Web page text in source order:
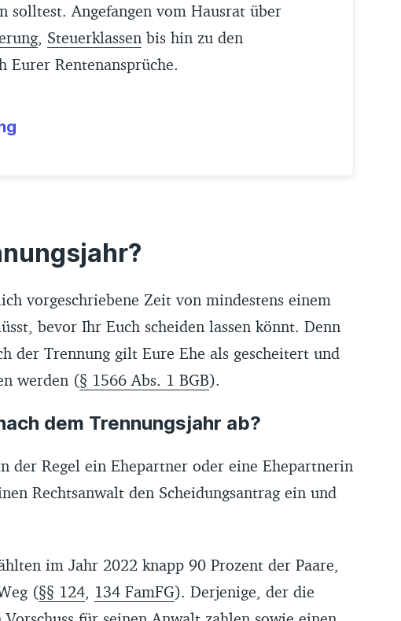
solltest. Angefangen vom Hausrat über
, Steuerklassenbis hin zu den
Eurer Rentenansprüche.
vorgeschriebene Zeit von mindestens einem
bevor Ihr Euch scheiden lassen könnt. Denn
der Trennung gilt Eure Ehe als gescheitert und
werden (§ 1566 Abs. 1 BGB).
dem Trennungsjahr ab?
der Regel ein Ehepartner oder eine Ehepartnerin
Rechtsanwalt den Scheidungsantrag ein und
im Jahr 2022 knapp 90 Prozent der Paare,
(§§ 124, 134 FamFG). Derjenige, der die